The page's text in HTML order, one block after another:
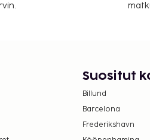
Suositut
Billund
Barcelona
Frederikshavn